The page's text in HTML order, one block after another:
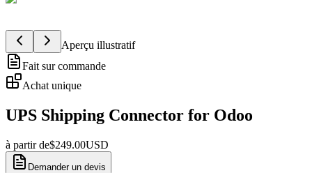
Aperçu illustratif
Fait sur commande
Achat unique
UPS Shipping Connector for Odoo
à partir de$249.00USD
Demander un devis